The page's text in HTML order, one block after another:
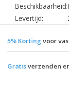
Beschikbaarheid:
Levertijd:
5% Korting voor
Gratisverzenden